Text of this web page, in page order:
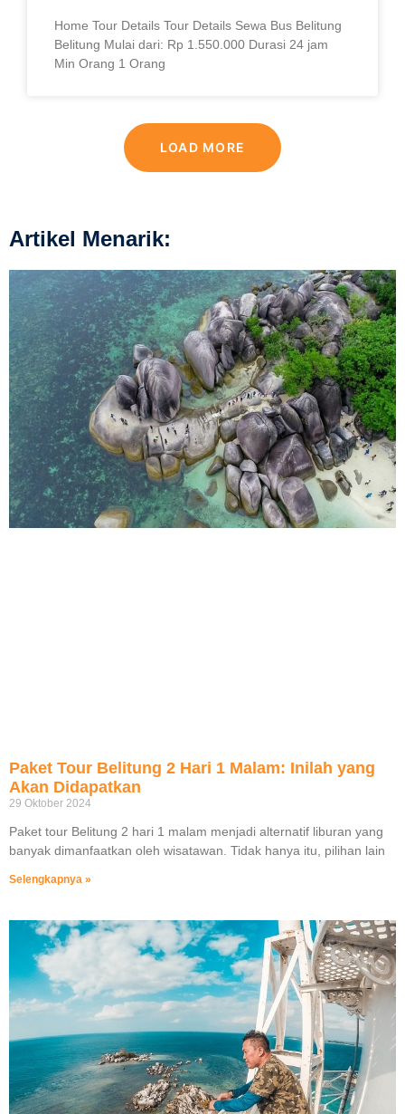
Home Tour Details Tour Details Sewa Bus Belitung
Belitung Mulai dari: Rp 1.550.000 Durasi 24 jam
Min Orang 1 Orang
LOAD MORE
Artikel Menarik:
Paket Tour Belitung 2 Hari 1 Malam: Inilah yang
Akan Didapatkan
29 Oktober 2024
Paket tour Belitung 2 hari 1 malam menjadi alternatif liburan yang
banyak dimanfaatkan oleh wisatawan. Tidak hanya itu, pilihan lain
Selengkapnya »